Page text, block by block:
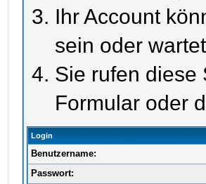
Ihr Account
sein oder
Sie rufen diese
Formular oder
Login
Benutzername:
Passwort: